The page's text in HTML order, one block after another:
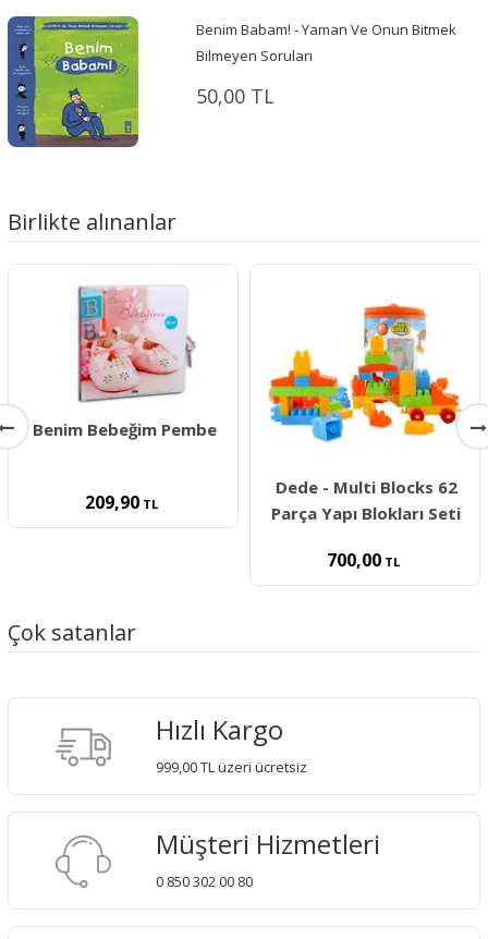
Benim Babam! - Yaman Ve Onun Bitmek
Bilmeyen Soruları
50,00 TL
Birlikte alınanlar
Benim Bebeğim Pembe
209,90 TL
Dede - Multi Blocks 62
Parça Yapı Blokları Seti
700,00 TL
Çok satanlar
Hızlı Kargo
999,00 TL üzeri ücretsiz
Müşteri Hizmetleri
0 850 302 00 80